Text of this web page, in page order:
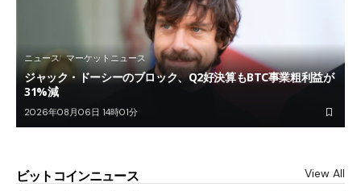
ニュース マーケットニュース
ジャック・ドーシーのブロック、Q2好決算もBTC事業粗利益が
31%減
2026年08月06日 14時01分
ビットコインニュース View All